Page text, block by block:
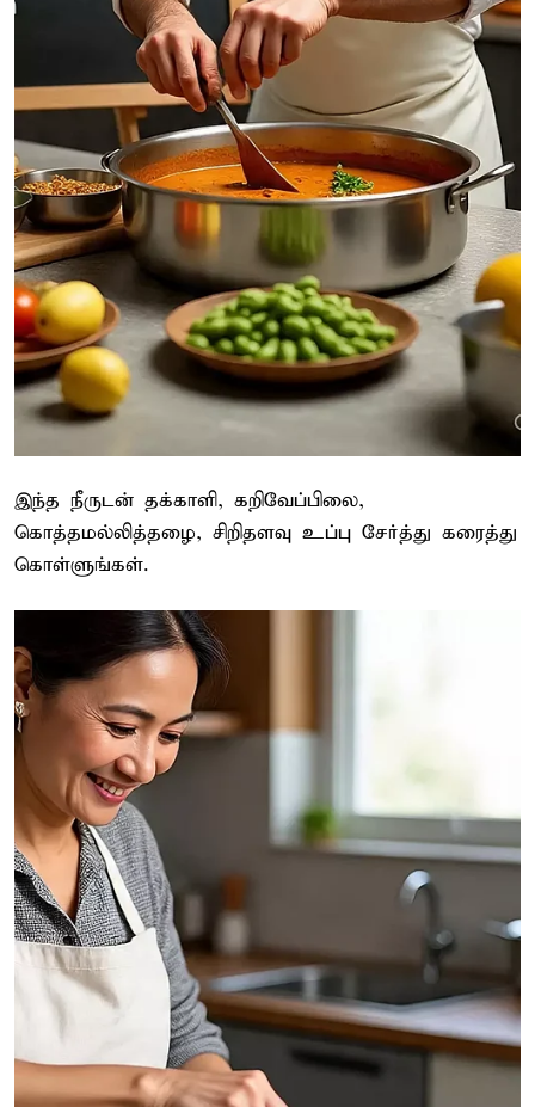
இந்த நீருடன் தக்காளி, கறிவேப்பிலை,
கொத்தமல்லித்தழை, சிறிதளவு உப்பு சேர்த்து கரைத்து
கொள்ளுங்கள்.